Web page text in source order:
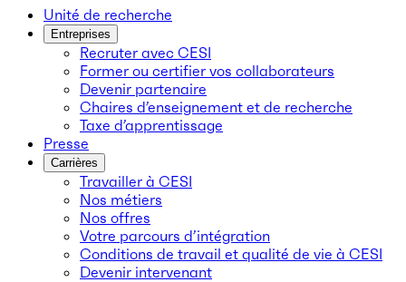
Unité de recherche
Entreprises
Recruter avec CESI
Former ou certifier vos collaborateurs
Devenir partenaire
Chaires d’enseignement et de recherche
Taxe d’apprentissage
Presse
Carrières
Travailler à CESI
Nos métiers
Nos offres
Votre parcours d’intégration
Conditions de travail et qualité de vie à CESI
Devenir intervenant